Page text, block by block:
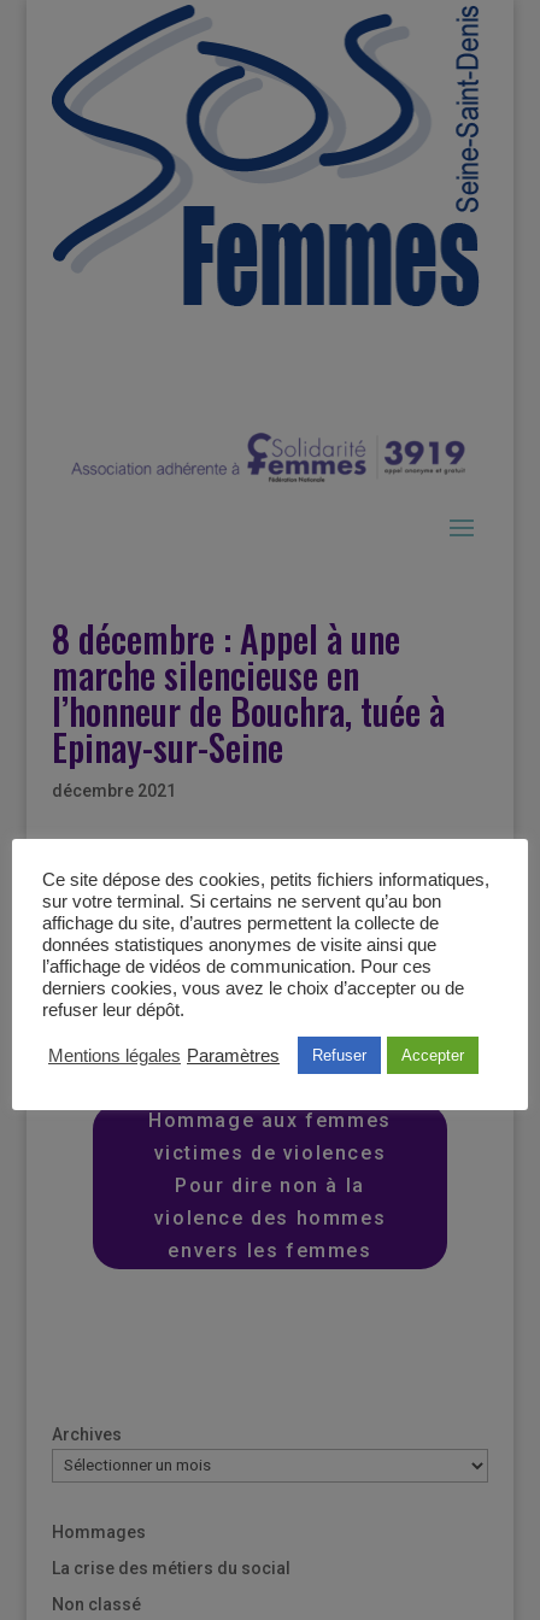
8 décembre : Appel à une
marche silencieuse en
l’honneur de Bouchra, tuée à
Epinay-sur-Seine
décembre 2021
Article du 20
Minutes
Hommage aux femmes
victimes de violences
Pour dire non à la
violence des hommes
envers les femmes
Archives
Hommages
La crise des métiers du social
Non classé
Ce site dépose des cookies, petits fichiers informatiques,
sur votre terminal. Si certains ne servent qu’au bon
affichage du site, d’autres permettent la collecte de
données statistiques anonymes de visite ainsi que
l’affichage de vidéos de communication. Pour ces
derniers cookies, vous avez le choix d’accepter ou de
refuser leur dépôt.
Mentions légales Paramètres Refuser Accepter